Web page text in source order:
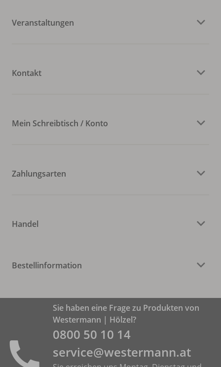
Veranstaltungen
Kontakt
Mein Schreibtisch / Konto
Zahlungsarten
Handel
Bestellinformation
Sie haben eine Frage zu Produkten von
Westermann | Hölzel?
0800 50 10 14
service@westermann.at